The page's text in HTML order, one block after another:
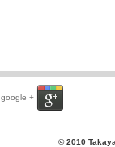
google +
© 2010